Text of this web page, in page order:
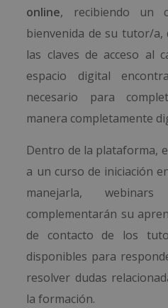
online, recibiendo un
bienvenida de su tutor/
las claves de acceso al
espacio digital
necesario para
manera completamente
Dentro de la plataforma,
a un curso de iniciación
manejarla,
complementarán su
de contacto de los
disponibles para
resolver dudas
la formación.